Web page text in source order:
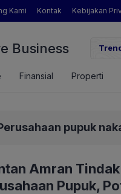
Kami Kontak Kebijakan
BusinessInikah Sosok
Finansial Properti
pupuk
Amran
Pupuk,